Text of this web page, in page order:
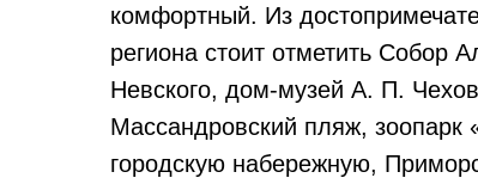
комфортный. Из
региона стоит отметить Собор
Невского, дом-музей А. П.
Массандровский пляж, зоопарк
городскую набережную,